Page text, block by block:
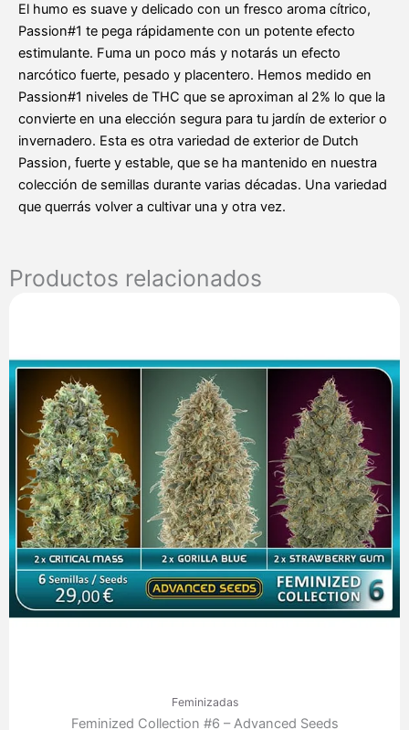
El humo es suave y delicado con un fresco aroma cítrico,
Passion#1 te pega rápidamente con un potente efecto
estimulante. Fuma un poco más y notarás un efecto
narcótico fuerte, pesado y placentero. Hemos medido en
Passion#1 niveles de THC que se aproximan al 2% lo que la
convierte en una elección segura para tu jardín de exterior o
invernadero. Esta es otra variedad de exterior de Dutch
Passion, fuerte y estable, que se ha mantenido en nuestra
colección de semillas durante varias décadas. Una variedad
que querrás volver a cultivar una y otra vez.
Productos relacionados
Feminizadas
Feminized Collection #6 – Advanced Seeds